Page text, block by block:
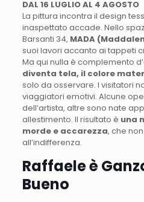
DAL 16 LUGLIO AL 4 AGOSTO
La pittura incontra il design
inaspettato accade. Nello
Barsanti 34, MADA
suoi lavori accanto ai tappeti
Ma qui nulla è complemento
diventa tela, il colore
solo da osservare. I visitatori
viaggiatori emotivi. Alcune
dell’artista, altre sono nate
allestimento. Il risultato è una
morde e accarezza, che
all’indifferenza.
Raffaele è
Bueno